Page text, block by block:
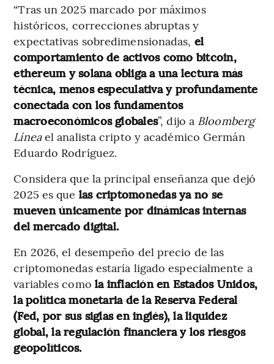
“Tras un 2025 marcado por máximos
históricos, correcciones abruptas y
expectativas sobredimensionadas, el
comportamiento de activos como bitcoin,
ethereum y solana obliga a una lectura más
técnica, menos especulativa y profundamente
conectada con los fundamentos
macroeconómicos globales”, dijo a Bloomberg
Líneael analista cripto y académico Germán
Eduardo Rodríguez.
Considera que la principal enseñanza que dejó
2025 es que las criptomonedas ya no se
mueven únicamente por dinámicas internas
del mercado digital.
En 2026, el desempeño del precio de las
criptomonedas estaría ligado especialmente a
variables como la inflación en Estados Unidos,
la política monetaria de la Reserva Federal
(Fed, por sus siglas en inglés), la liquidez
global, la regulación financiera y los riesgos
geopolíticos.